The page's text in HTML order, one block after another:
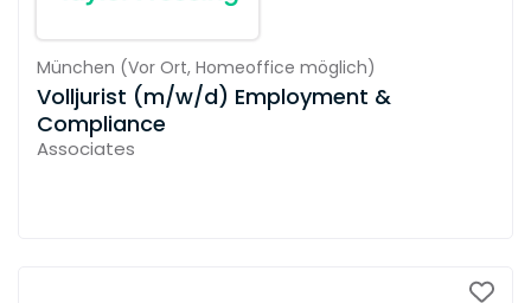
München (Vor Ort, Homeoffice möglich)
Volljurist (m/w/d) Employment &
Compliance
Associates